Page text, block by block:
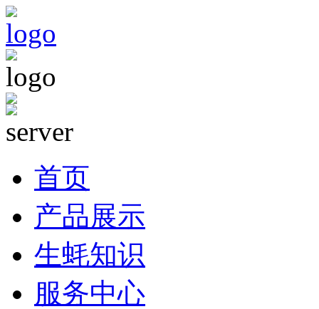
首页
产品展示
生蚝知识
服务中心